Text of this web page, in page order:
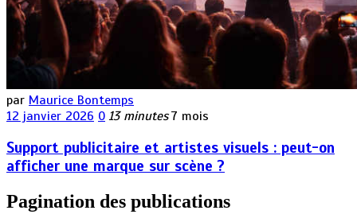
par Maurice Bontemps
12 janvier 2026 0 13 minutes 7 mois
Support publicitaire et artistes visuels : peut-on
afficher une marque sur scène ?
Pagination des publications